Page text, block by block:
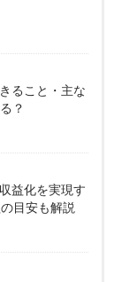
ること・主な
？
益化を実現す
目安も解説